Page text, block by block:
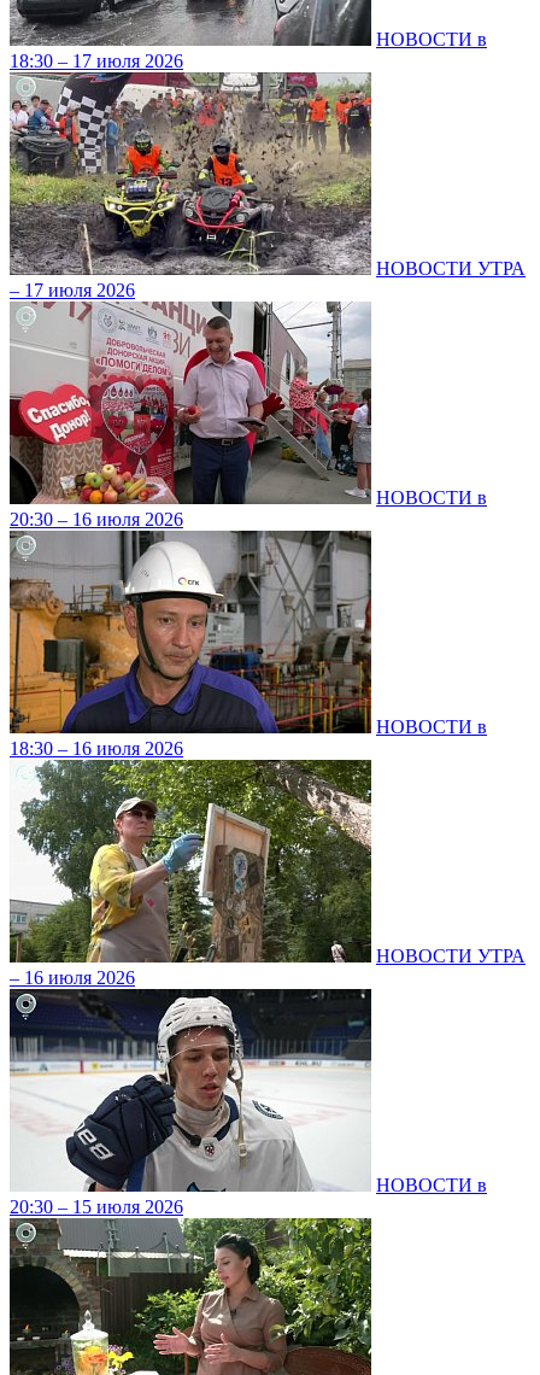
НОВОСТИ в
18:30 – 17 июля 2026
НОВОСТИ УТРА
– 17 июля 2026
НОВОСТИ в
20:30 – 16 июля 2026
НОВОСТИ в
18:30 – 16 июля 2026
НОВОСТИ УТРА
– 16 июля 2026
НОВОСТИ в
20:30 – 15 июля 2026